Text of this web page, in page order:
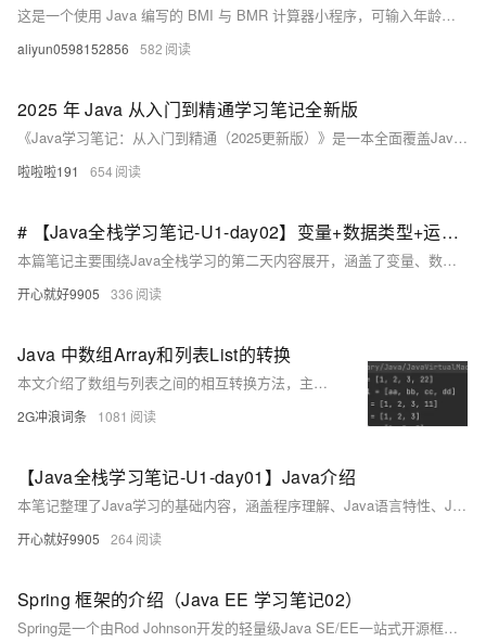
这是一个使用 Java 编写的 BMI 与 BMR 计算器小程序，可输入年龄、性别、身高和体重，计算身体质量指数（BMI）和基础代谢率（BMR），并输出健康评估结果。通过该项目，掌握了 Java 的输入处理、数据验证、条件判断、数学运算及格式化输出等基础知识，是 Java 初学者的理想练习项目。
aliyun0598152856 582
2025 年 Java 从入门到精通学习笔记全新版
《Java学习笔记：从入门到精通（2025更新版）》是一本全面覆盖Java开发核心技能的指南，适合零基础到高级开发者。内容包括Java基础（如开发环境配置、核心语法增强）、面向对象编程（密封类、接口增强）、进阶技术（虚拟线程、结构化并发、向量API）、实用类库与框架（HTTP客户端、Spring Boot）、微服务与云原生（容器化、Kubernetes）、响应式编程（Reactor、WebFlux）、函数式编程（Stream API）、测试技术（JUnit 5、Mockito）、数据持久化（JPA、R2DBC）以及实战项目（Todo应用）。
啦啦啦191 654
# 【Java全栈学习笔记-U1-day02】变量+数据类型+运算符
本篇笔记主要围绕Java全栈学习的第二天内容展开，涵盖了变量、数据类型、运算符以及Scanner类的应用。首先介绍了变量的概念与命名规范，以及如何定义和使用变量；接着详细讲解了Java中的基本数据类型，包括整型、浮点型、字符型、布尔型等，并通过实例演示了数据类型的运用。随后，深入探讨了各类运算符（赋值、算术、关系、逻辑）及其优先级，帮助理解表达式的构成。最后，介绍了如何利用Scanner类实现用户输入功能，并通过多个综合示例（如计算圆面积、购物打折、变量交换及银行利息计算）巩固所学知识。完成相关作业将进一步加深对这些基础概念的理解与实践能力。
开心就好9905 336
Java 中数组Array和列表List的转换
本文介绍了数组与列表之间的相互转换方法，主要包括三部分：1）使用`Collections.addAll()`方法将数组转为列表，适用于引用类型，效率较高；2）通过`new ArrayList&lt;&gt;()`构造器结合`Arrays.asList()`实现类似功能；3）利用JDK8的`Stream`流式计算，支持基本数据类型数组的转换。此外，还详细讲解了列表转数组的方法，如借助`Stream`实现不同类型数组间的转换，并附带代码示例与执行结果，帮助读者深入理解两种数据结构的互转技巧。
2G冲浪词条 1081
【Java全栈学习笔记-U1-day01】Java介绍
本笔记整理了Java学习的基础内容，涵盖程序理解、Java语言特性、JDK安装与配置、Java程序开发工具及编写步骤。重点介绍了Java程序的基本结构、编译和运行过程，以及输出语句的使用。通过实例演示了IDEA创建Java程序的方法，并强调了编码规范和注意事项。适合初学者复习和交流学习。 主要内容： 1. 理解程序：计算机组成、程序定义。 2. 简介：Java语言特点、技术平台、JDK作用。 3. 编写Java程序：编写、编译、运行步骤，基本结构。 4. 输出语句 5. DEA使用：新建工程、保存位置、文件介绍、新建类。 6. 扩展：注释、代码规范、大小写敏感、缩进等。
开心就好9905 264
Spring 框架的介绍（Java EE 学习笔记02）
Spring是一个由Rod Johnson开发的轻量级Java SE/EE一站式开源框架，旨在解决Java EE应用中的多种问题。它采用非侵入式设计，通过IoC和AOP技术简化了Java应用的开发流程，降低了组件间的耦合度，支持事务管理和多种框架的无缝集成，极大提升了开发效率和代码质量。Spring 5引入了响应式编程等新特性，进一步增强了框架的功能性和灵活性。